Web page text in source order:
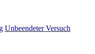
Unbeendeter Versuch